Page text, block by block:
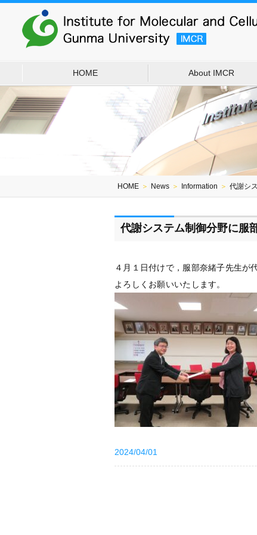
HOME About IMCR
HOME ＞ News ＞ Information ＞ 代謝シ
代謝システム制御分野に服
４月１日付けで，服部奈緒子先生が
よろしくお願いいたします。
2024/04/01